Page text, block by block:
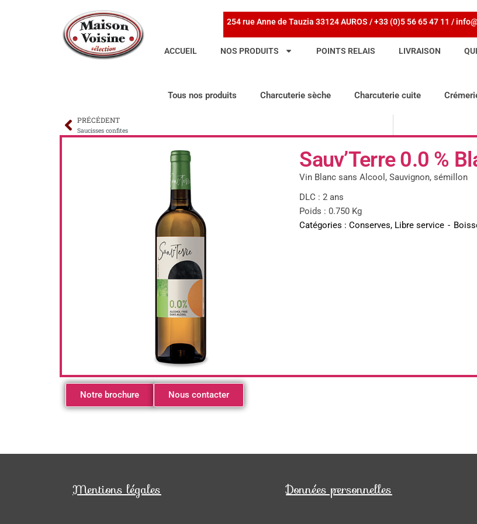
254 rue Anne de Tauzia 33124 AUROS / +33 (0)5 56 65 47 11 /
ACCUEIL NOS PRODUITS POINTS RELAIS LIVRAISON
Tous nos produits Charcuterie sèche Charcuterie cuite
PRÉCÉDENT
Saucisses confites
Sauv’Terre 0.0 %
Vin Blanc sans Alcool, Sauvignon, sémillon
DLC : 2 ans
Poids : 0.750 Kg
Catégories : Conserves, Libre service -
Notre brochure Nous contacter
Mentions légales Données personnelles